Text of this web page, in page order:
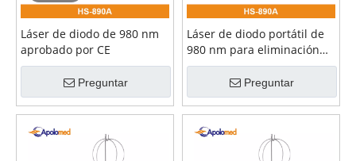
Láser de diodo de 980 nm
aprobado por CE
Preguntar
Láser de diodo portátil de
980 nm para eliminación
vascular de 30 W
Preguntar